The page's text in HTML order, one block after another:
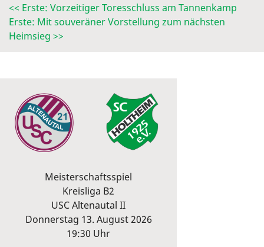
<< Erste: Vorzeitiger Toresschluss am Tannenkamp
Erste: Mit souveräner Vorstellung zum nächsten
Heimsieg >>
Meisterschaftsspiel
Kreisliga B2
USC Altenautal II
Donnerstag 13. August 2026
19:30 Uhr